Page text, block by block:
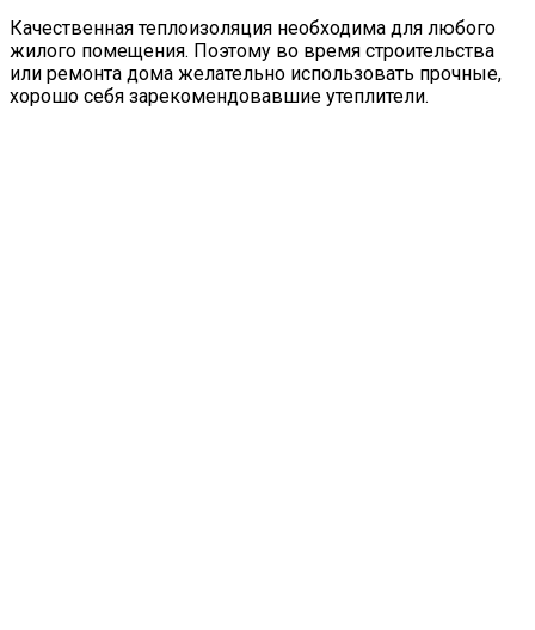
Качественная теплоизоляция необходима для любого
жилого помещения. Поэтому во время строительства
или ремонта дома желательно использовать прочные,
хорошо себя зарекомендовавшие утеплители.